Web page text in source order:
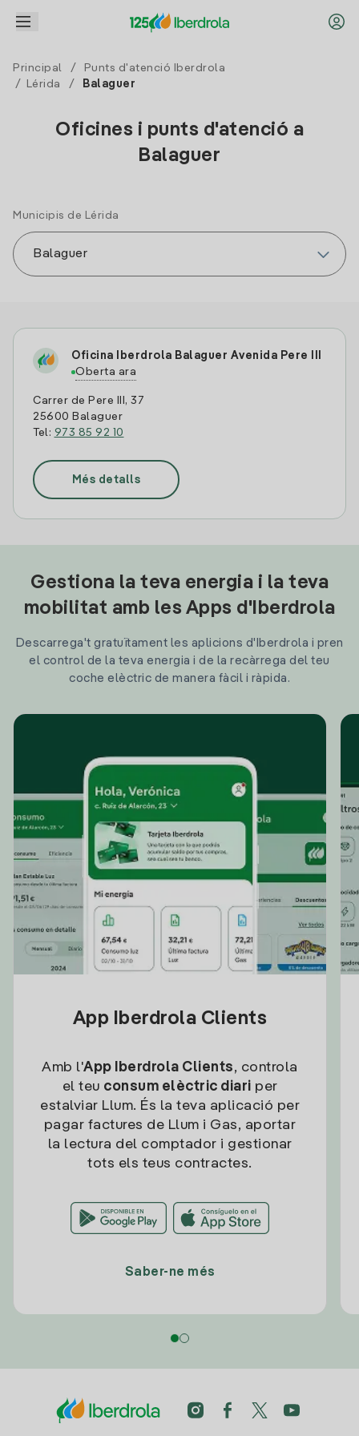
Principal /
Punts d'atenció Iberdrola
/
Lérida / Balaguer
Oficines i punts d'atenció a
Balaguer
Municipis de Lérida
Oficina Iberdrola Balaguer Avenida Pere III
Oberta ara
Carrer de Pere III, 37
25600 Balaguer
Tel: 973 85 92 10
Més detalls
Gestiona la teva energia i la teva
mobilitat amb les Apps d'Iberdrola
Descarrega't gratuïtament les aplicions d'Iberdrola i pren
el control de la teva energia i de la recàrrega del teu
coche elèctric de manera fàcil i ràpida.
App Iberdrola Clients
Amb l'App Iberdrola Clients, controla
el teu consum elèctric diari per
estalviar Llum. És la teva aplicació per
pagar factures de Llum i Gas, aportar
la lectura del comptador i gestionar
tots els teus contractes.
Saber-ne més